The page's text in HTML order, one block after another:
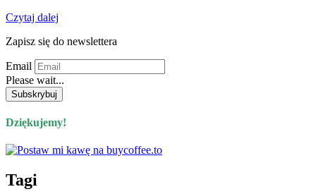
Czytaj dalej
Zapisz się do newslettera
Email
Please wait...
Dziękujemy!
Tagi